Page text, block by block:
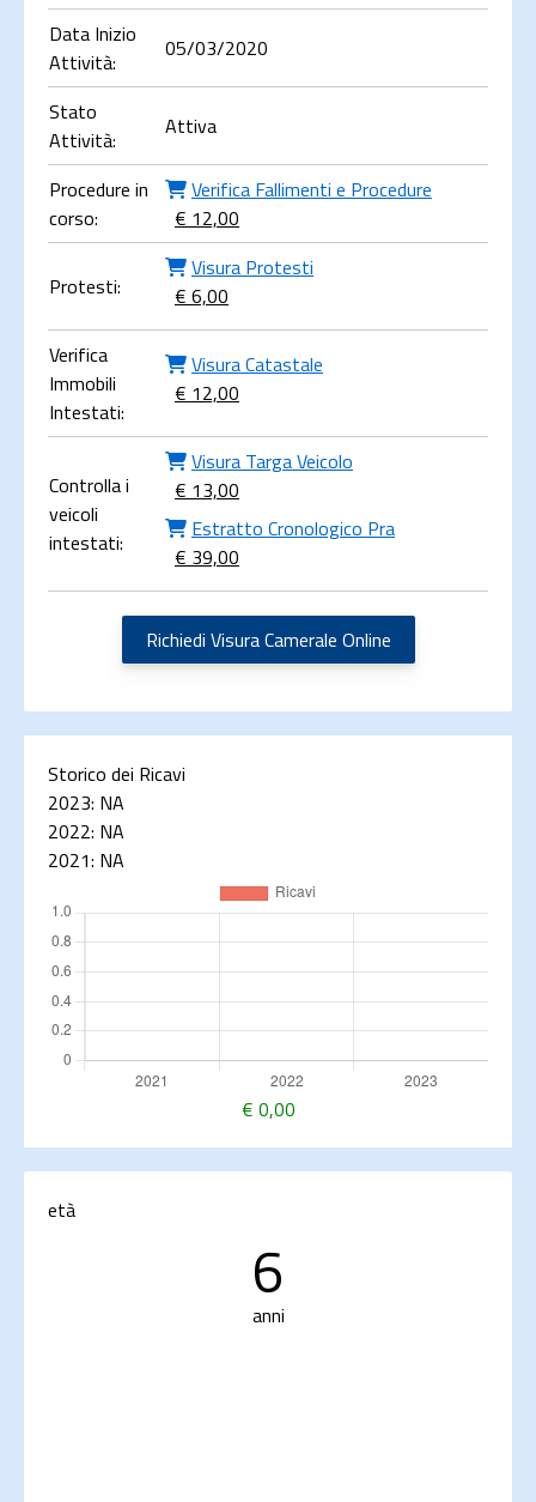
Data Inizio
Attività:
05/03/2020
Stato
Attività:
Attiva
Procedure in
corso:
Verifica Fallimenti e Procedure
€ 12,00
Protesti:
Visura Protesti
€ 6,00
Verifica
Immobili
Intestati:
Visura Catastale
€ 12,00
Controlla i
veicoli
intestati:
Visura Targa Veicolo
€ 13,00
Estratto Cronologico Pra
€ 39,00
Richiedi Visura Camerale Online
Storico dei Ricavi
2023: NA
2022: NA
2021: NA
€ 0,00
età
6
anni